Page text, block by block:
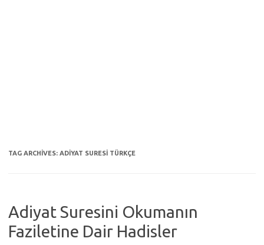
TAG ARCHIVES: ADIYAT SURESI TÜRKÇE
Adiyat Suresini Okumanın
Faziletine Dair Hadisler